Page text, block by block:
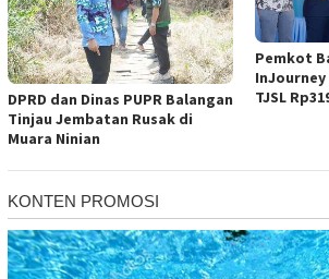
DPRD dan Dinas PUPR Balangan
Tinjau Jembatan Rusak di
Muara Ninian
Pemkot
TJSL